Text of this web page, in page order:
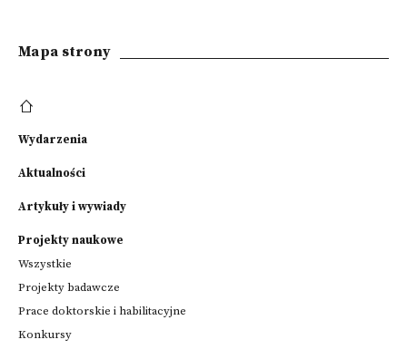
Mapa strony
Wydarzenia
Aktualności
Artykuły i wywiady
Projekty naukowe
Wszystkie
Projekty badawcze
Prace doktorskie i habilitacyjne
Konkursy